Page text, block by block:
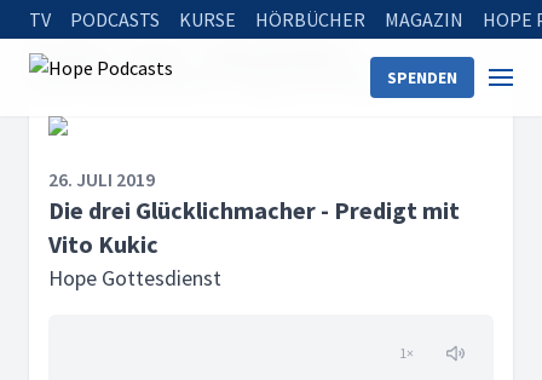
TV PODCASTS KURSE HÖRBÜCHER MAGAZIN HOPE
SPENDEN
Startseite
Die drei Glücklichmacher - Predigt mit Vito Kukic
26. JULI 2019
Die drei Glücklichmacher - Predigt mit
Vito Kukic
Hope Gottesdienst
1×